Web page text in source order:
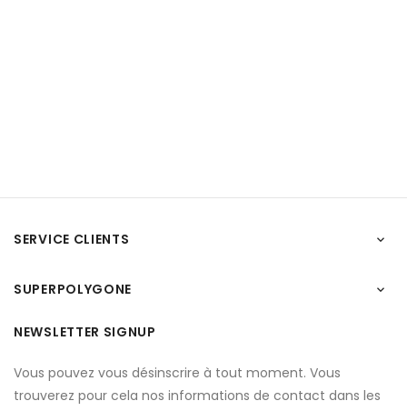
SERVICE CLIENTS 
SUPERPOLYGONE 
NEWSLETTER SIGNUP
Vous pouvez vous désinscrire à tout moment. Vous
trouverez pour cela nos informations de contact dans les